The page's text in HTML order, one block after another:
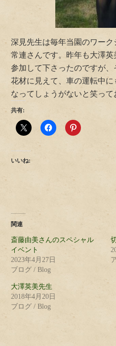
深見先生は毎年当園のワー
常連さんです。昨年も大澤
参加して下さったのですが
花材に見えて、車の運転中
なってしょうがないと笑って
共有:
いいね:
関連
斎藤由美さんのスペシャル
イベント
2023年4月27日
ブログ / Blog
大澤英美先生
2018年4月20日
ブログ / Blog